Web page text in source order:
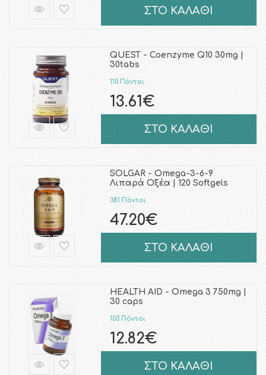
ΣΤΟ ΚΑΛΑΘΙ
QUEST - Coenzyme Q10 30mg |
30tabs
110 Πόντοι
13.61€
ΣΤΟ ΚΑΛΑΘΙ
SOLGAR - Omega-3-6-9
Λιπαρά Οξέα | 120 Softgels
381 Πόντοι
47.20€
ΣΤΟ ΚΑΛΑΘΙ
HEALTH AID - Omega 3 750mg |
30 caps
103 Πόντοι
12.82€
ΣΤΟ ΚΑΛΑΘΙ